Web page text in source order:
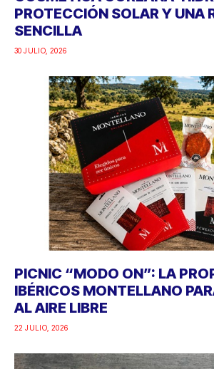
PROTECCIÓN SOLAR Y UNA
SENCILLA
30 JULIO, 2026
PICNIC “MODO ON”: LA
IBÉRICOS MONTELLANO
AL AIRE LIBRE
22 JULIO, 2026